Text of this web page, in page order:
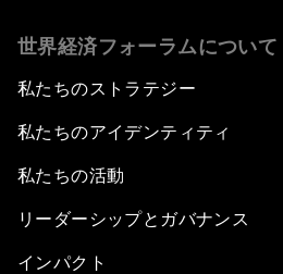
世界経済フォーラムについて
私たちのストラテジー
私たちのアイデンティティ
私たちの活動
リーダーシップとガバナンス
インパクト